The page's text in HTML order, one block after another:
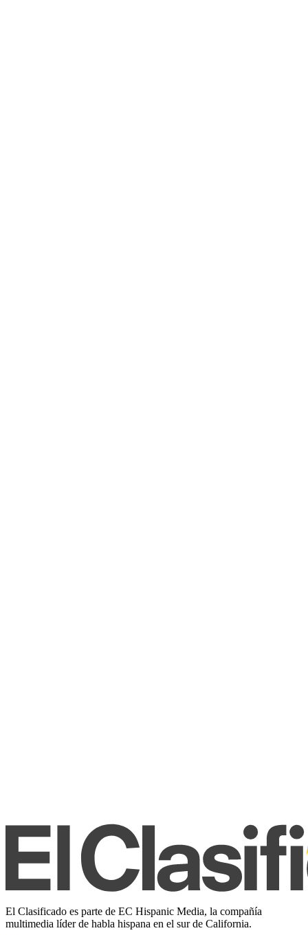
El Clasificado es parte de EC Hispanic Media, la compañía
multimedia líder de habla hispana en el sur de California.